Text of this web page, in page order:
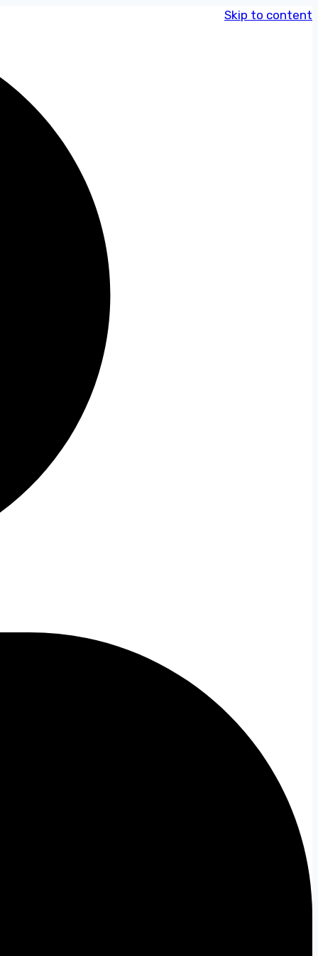
Skip to content